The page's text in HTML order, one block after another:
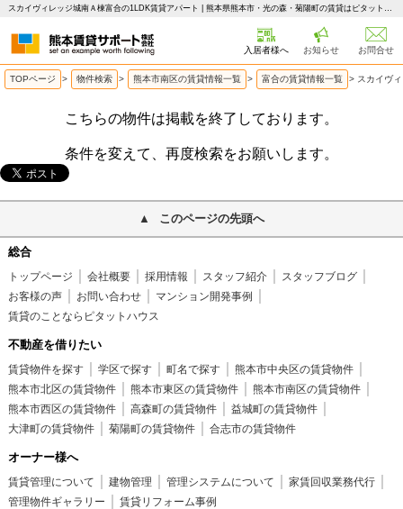
スカイヴィレッジ城南Ａ棟富合の1LDK賃貸アパート | 熊本県熊本市・光の森・菊陽町の賃貸はピタットハウス 熊本賃貸サポート
入居者様へ お知らせ お問合せ
TOPページ > 物件検索 > 熊本市南区の賃貸情報一覧 > 富合の賃貸情報一覧 > スカイヴ
こちらの物件は掲載を終了しております。
条件を変えて、再度検索をお願いします。
このページの先頭へ
総合
トップページ 会社概要 採用情報 スタッフ紹介
スタッフブログ
お客様の声
お問い合わせ
マンション開発事例
賃貸のことならピタットハウス
不動産を借りたい
賃貸物件を探す 学区で探す 町名で探す
熊本市中央区の賃貸物件
熊本市北区の賃貸物件
熊本市東区の賃貸物件
熊本市南区の賃貸物件
熊本市西区の賃貸物件
高森町の賃貸物件
益城町の賃貸物件
大津町の賃貸物件
菊陽町の賃貸物件 合志市の賃貸物件
オーナー様へ
賃貸管理について 建物管理 管理システムについて
家賃回収業務代行
管理物件ギャラリー
賃貸リフォーム事例